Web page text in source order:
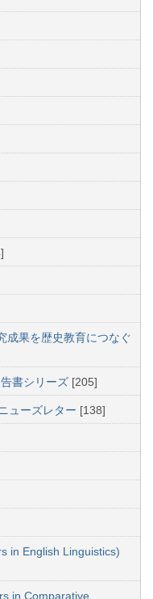
成果を歴史教育につなぐ
書シリーズ [205]
ューズレター [138]
in English Linguistics)
in Comparative